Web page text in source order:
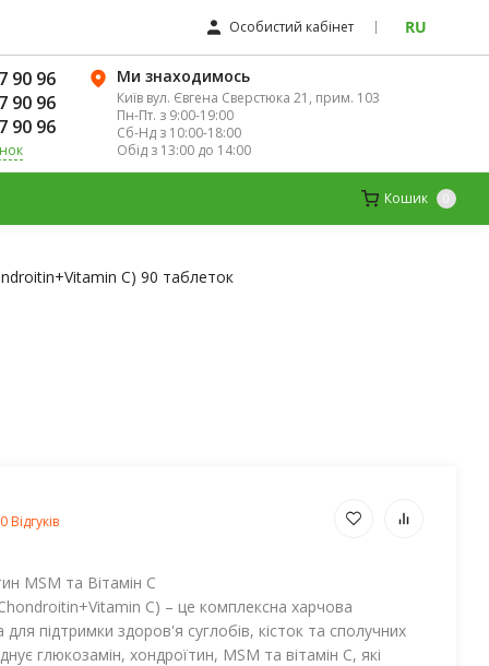
Особистий кабінет RU
90 96
90 96
90 96
Ми знаходимось
Київ вул. Євгена Сверстюка 21, прим. 103
Пн-Пт. з 9:00-19:00
Сб-Нд з 10:00-18:00
Обід з 13:00 до 14:00
Кошик 0
C) 90 таблеток
0 Відгуків
MSM та Вітамін С
C) – це комплексна харчова
підтримки здоров'я суглобів, кісток та сполучних
глюкозамін, хондроїтин, MSM та вітамін С, які